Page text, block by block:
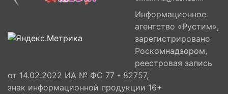
Информационное
агентство «Рустим»,
зарегистрировано
Роскомнадзором,
реестровая запись
от 14.02.2022 ИА № ФС 77 - 82757,
знак информационной продукции 16+